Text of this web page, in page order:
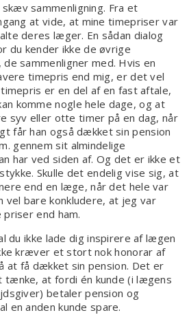
sammenligning. Fra et
at vide, at mine timepriser var
deres læger. En sådan dialog
du kender ikke de øvrige
sammenligner med. Hvis en
timepris end mig, er det vel
er en del af en fast aftale,
komme nogle hele dage, og at
syv eller otte timer på en dag, når
får han også dækket sin pension
gennem sit almindelige
har ved siden af. Og det er ikke et
Skulle det endelig vise sig, at
end en læge, når det hele var
vel bare konkludere, at jeg var
end ham.
du ikke lade dig inspirere af lægen
kræver et stort nok honorar af
at få dækket sin pension. Det er
tænke, at fordi én kunde (i lægens
betaler pension og
en anden kunde spare.